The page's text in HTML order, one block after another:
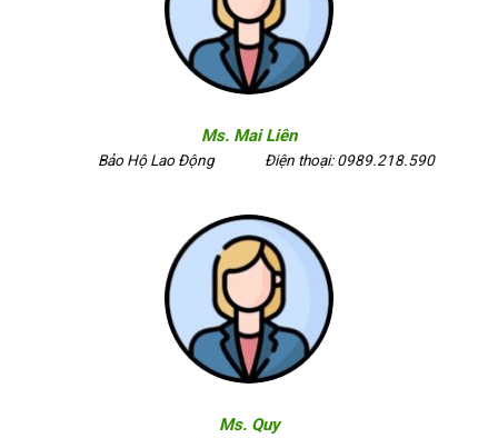
Ms. Mai Liên
Bảo Hộ Lao Động Điện thoại: 0989.218.590
Ms. Quy